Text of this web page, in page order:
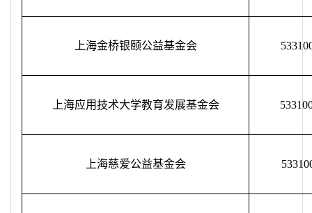
上海金桥银颐公益基金会
上海应用技术大学教育发展基金会
上海慈爱公益基金会